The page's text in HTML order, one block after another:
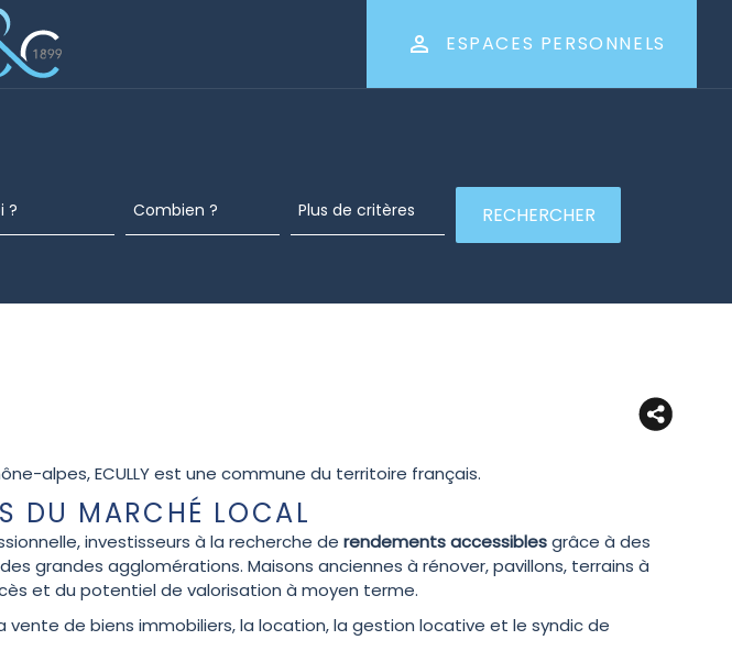
ESPACES PERSONNELS
alpes, ECULLY est une commune du territoire français.
DU MARCHÉ LOCAL
investisseurs à la recherche de rendements accessiblesgrâce à des
grandes agglomérations. Maisons anciennes à rénover, pavillons, terrains à
et du potentiel de valorisation à moyen terme.
vente de biens immobiliers, la location, la gestion locative et le syndic de